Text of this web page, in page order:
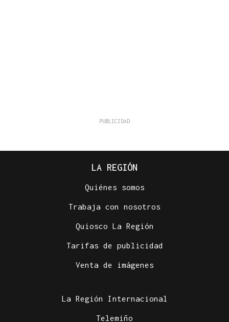
LA REGIÓN
Quiénes somos
Trabaja con nosotros
Quiosco La Región
Tarifas de publicidad
Venta de imágenes
La Región Internacional
Telemiño